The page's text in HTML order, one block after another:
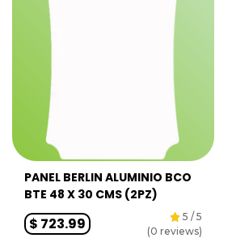
PANEL BERLIN ALUMINIO BCO
BTE 48 X 30 CMS (2PZ)
$ 723.99 5 / 5
(0 reviews)